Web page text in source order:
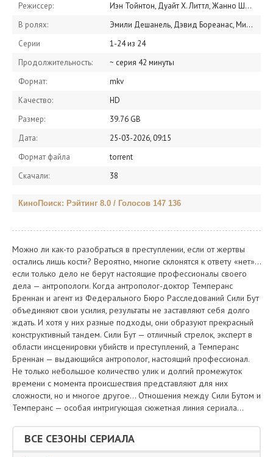
Режиссер:
Иэн Тойнтон, Дуайт Х. Литтл, Жанно Шварц
В ролях:
Эмили Дешанель, Дэвид Бореанас, Микаэла Конлин, Ти-Джей Тайн, Тамара Тейлор, Джон Фрэнсис Дейли, Эрик Миллеган, Джон Бойд, Патриша Белчер, Майкл Терри
Серии
1-24 из 24
Продолжительность:
~ серия 42 минуты
Формат:
mkv
Качество:
HD
Размер:
39.76 GB
Дата:
25-03-2026, 09:15
Формат файла
torrent
Скачали:
38
КиноПоиск: Рэйтинг 8.0 / Голосов 147 136
Можно ли как-то разобраться в преступлении, если от жертвы
остались лишь кости? Вероятно, многие склонятся к ответу «нет»...
если только дело не берут настоящие профессионалы своего
дела — антропологи. Когда антрополог-доктор Темперанс
Бреннан и агент из Федерального Бюро Расследований Сили Бут
объединяют свои усилия, результаты не заставляют себя долго
ждать. И хотя у них разные подходы, они образуют прекрасный
конструктивный тандем. Сили Бут — отличный стрелок, эксперт в
области инсценировки убийств и преступлений, а Темперанс
Бреннан — выдающийся антрополог, настоящий профессионал.
Не только небольшое количество улик и долгий промежуток
времени с момента происшествия представляют для них
сложности, но и многое другое... Отношения между Сили Бутом и
Темперанс — особая интригующая сюжетная линия сериала…
ВСЕ СЕЗОНЫ СЕРИАЛА